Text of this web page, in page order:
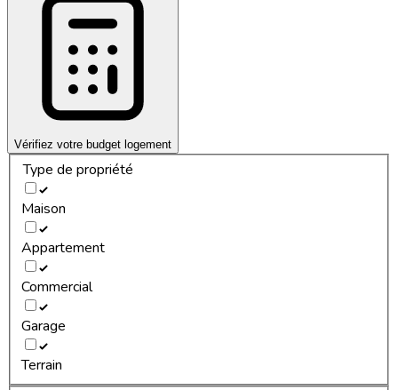
Vérifiez votre budget logement
Type de propriété
Maison
Appartement
Commercial
Garage
Terrain